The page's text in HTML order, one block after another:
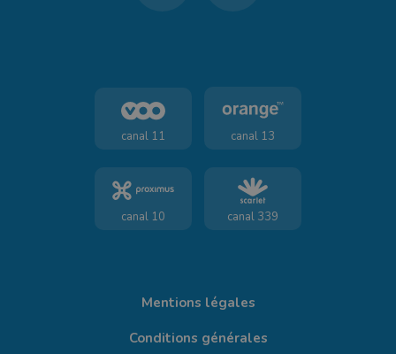
canal 11 canal 13
canal 10 canal 339
Mentions légales
Conditions générales